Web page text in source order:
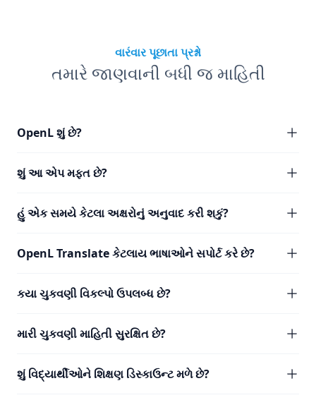
વારંવાર પૂછાતા પ્રશ્નો
તમારે જાણવાની બધી જ માહિતી
OpenL શું છે?
શું આ એપ મફત છે?
હું એક સમયે કેટલા અક્ષરોનું અનુવાદ કરી શકું?
OpenL Translate કેટલાય ભાષાઓને સપોર્ટ કરે છે?
કયા ચુકવણી વિકલ્પો ઉપલબ્ધ છે?
મારી ચુકવણી માહિતી સુરક્ષિત છે?
શું વિદ્યાર્થીઓને શિક્ષણ ડિસ્કાઉન્ટ મળે છે?